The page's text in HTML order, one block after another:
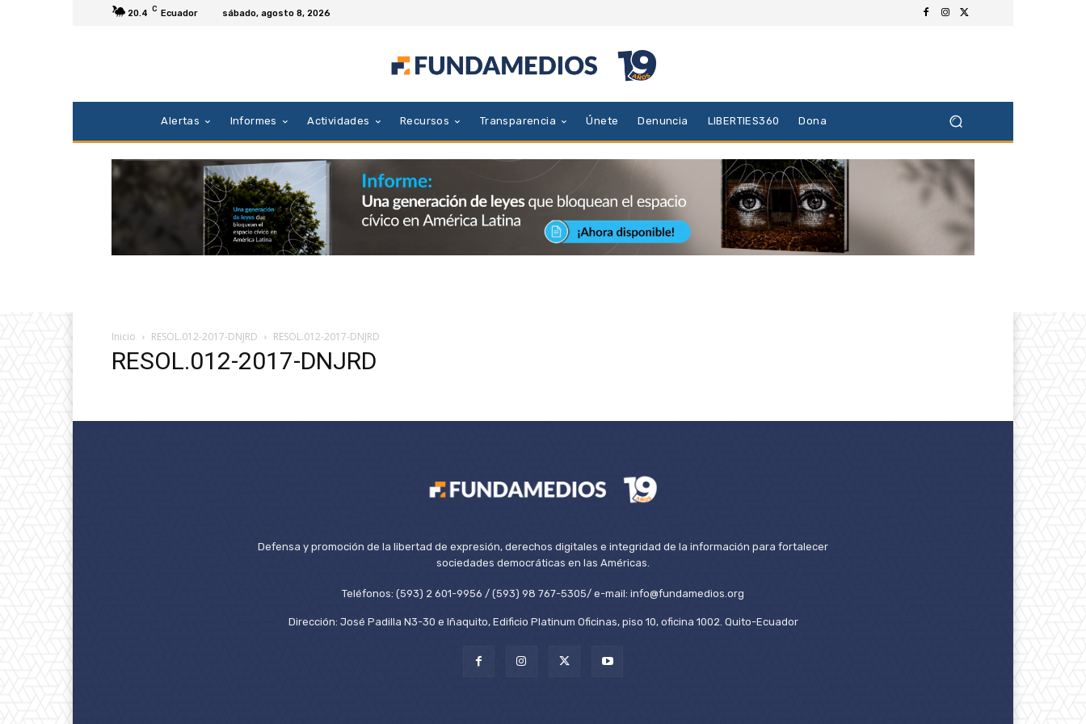
20.4 C Ecuador sábado, agosto 8, 2026
Alertas Informes Actividades Recursos Transparencia Únete Denuncia LIBERTIES360 Dona
Inicio RESOL.012-2017-DNJRD RESOL.012-2017-DNJRD
RESOL.012-2017-DNJRD
Defensa y promoción de la libertad de expresión, derechos digitales e integridad de la información para fortalecer
sociedades democráticas en las Américas.
Teléfonos: (593) 2 601-9956 / (593) 98 767-5305/ e-mail: info@fundamedios.org
Dirección: José Padilla N3-30 e Iñaquito, Edificio Platinum Oficinas, piso 10, oficina 1002. Quito-Ecuador